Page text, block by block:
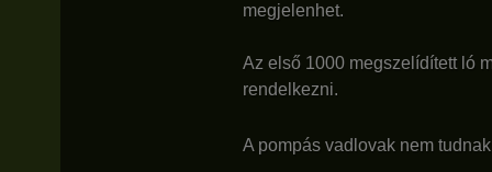
megjelenhet.
Az első 1000 megszelídített ló
rendelkezni.
A pompás vadlovak nem